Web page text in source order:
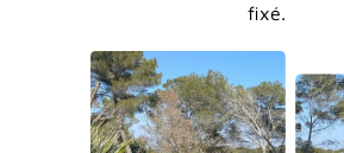
fixé.